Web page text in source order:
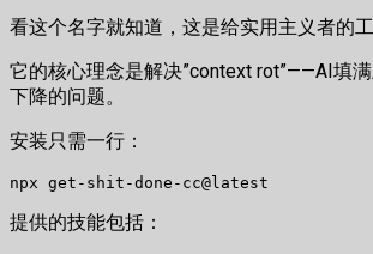
看这个名字就知道，这是给实用主义者的工
它的核心理念是解决”context rot”——AI填
下降的问题。
安装只需一行：
提供的技能包括：